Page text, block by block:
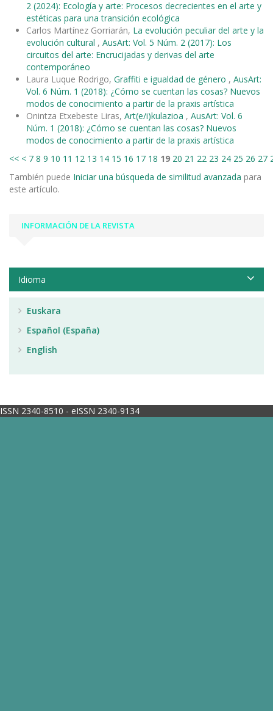
2 (2024): Ecología y arte: Procesos decrecientes en el arte y
estéticas para una transición ecológica
Carlos Martínez Gorriarán, La evolución peculiar del arte y la
evolución cultural , AusArt: Vol. 5 Núm. 2 (2017): Los
circuitos del arte: Encrucijadas y derivas del arte
contemporáneo
Laura Luque Rodrigo, Graffiti e igualdad de género , AusArt:
Vol. 6 Núm. 1 (2018): ¿Cómo se cuentan las cosas? Nuevos
modos de conocimiento a partir de la praxis artística
Onintza Etxebeste Liras, Art(e/i)kulazioa , AusArt: Vol. 6
Núm. 1 (2018): ¿Cómo se cuentan las cosas? Nuevos
modos de conocimiento a partir de la praxis artística
<< < 7 8 9 10 11 12 13 14 15 16 17 18 19 20 21 22 23 24 25 26 27
También puede Iniciar una búsqueda de similitud avanzada para
este artículo.
INFORMACIÓN DE LA REVISTA
Idioma
Euskara
Español (España)
English
ISSN 2340-8510 - eISSN 2340-9134